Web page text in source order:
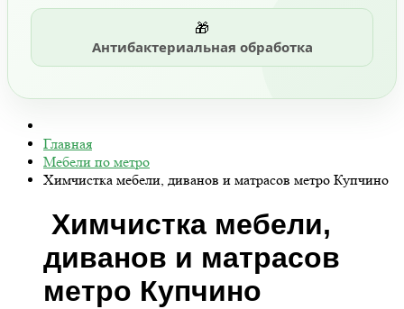
🎁
Антибактериальная обработка
Главная
Мебели по метро
Химчистка мебели, диванов и матрасов метро Купчино
Химчистка мебели,
диванов и матрасов
метро Купчино